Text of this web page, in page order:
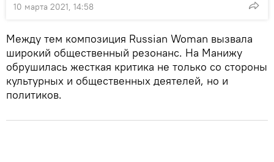
10 марта 2021, 14:58
Между тем композиция Russiаn Woman вызвала
широкий общественный резонанс. На Манижу
обрушилась жесткая критика не только со стороны
культурных и общественных деятелей, но и
политиков.